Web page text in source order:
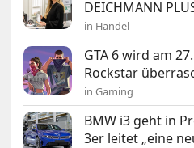
DEICHMANN
in Handel
GTA 6 wird am
Rockstar
in Gaming
BMW i3 geht in
3er leitet „eine